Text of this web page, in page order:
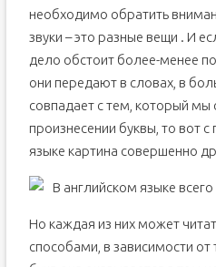
необходимо обратить
звуки – это разные вещи . И
дело обстоит более-менее
они передают в словах, в
совпадает с тем, который
произнесении буквы, то вот
языке картина совершенно
В английском языке всего
Но каждая из них может
способами, в зависимости от